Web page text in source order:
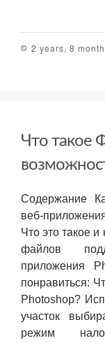
2 years, 8
Что такое
Содержание
веб-
Что это такое
файлов
приложения
понравиться:
Photoshop?
участок
режим